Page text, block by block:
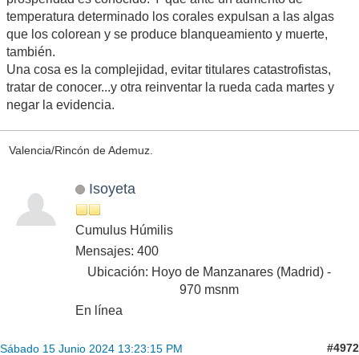
temperatura determinado los corales expulsan a las algas
que los colorean y se produce blanqueamiento y muerte,
también.
Una cosa es la complejidad, evitar titulares catastrofistas,
tratar de conocer...y otra reinventar la rueda cada martes y
negar la evidencia.
Valencia/Rincón de Ademuz.
Isoyeta
Cumulus Húmilis
Mensajes: 400
Ubicación: Hoyo de Manzanares (Madrid) -
970 msnm
En línea
Sábado 15 Junio 2024 13:23:15 PM #4972